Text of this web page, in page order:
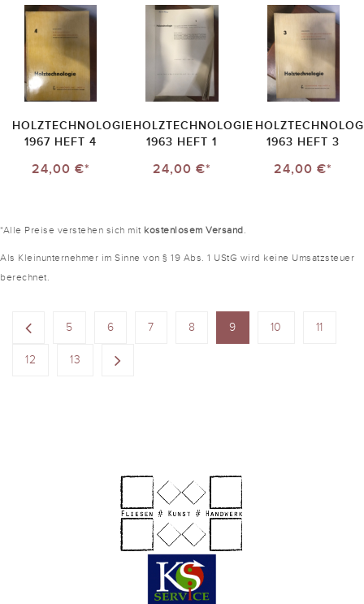
HOLZTECHNOLOGIE
1967 HEFT 4
24,00 €*
HOLZTECHNOLOGIE
1963 HEFT 1
24,00 €*
1963 HEFT 3
24,00 €*
*Alle Preise verstehen sich mit kostenlosem Versand.
Als Kleinunternehmer im Sinne von § 19 Abs. 1 UStG wird keine Umsatzsteuer
berechnet.
5 6 7 8 9 10 11
12 13